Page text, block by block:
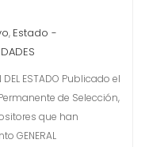
, Estado -
DEL ESTADO Publicado el
de Selección,
que han
GENERAL